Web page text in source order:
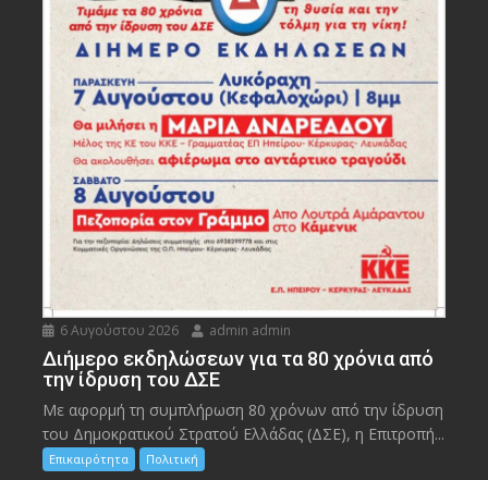
6 Αυγούστου 2026 admin admin
Διήμερο εκδηλώσεων για τα 80 χρόνια από
την ίδρυση του ΔΣΕ
Με αφορμή τη συμπλήρωση 80 χρόνων από την ίδρυση
του Δημοκρατικού Στρατού Ελλάδας (ΔΣΕ), η Επιτροπή...
Επικαιρότητα Πολιτική